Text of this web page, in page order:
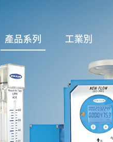
產品系列
流量系列
液位系列
溫度系列
壓力系列
工業別
潤滑系統
冷卻機組系統
烤箱及臭氧反應
機械密封罐系統